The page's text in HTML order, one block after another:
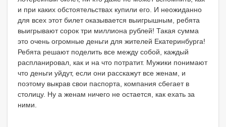
и при каких обстоятельствах купили его. И неожиданно
для всех этот билет оказывается выигрышным, ребята
выигрывают сорок три миллиона рублей! Такая сумма
это очень огромные деньги для жителей Екатеринбурга!
Ребята решают поделить все между собой, каждый
распланировал, как и на что потратит. Мужики понимают
что деньги уйдут, если они расскажут все женам, и
поэтому выкрав свои паспорта, компания сбегает в
столицу. Ну а женам ничего не остается, как ехать за
ними.